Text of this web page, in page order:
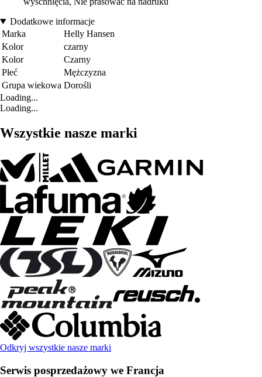
Dodatkowe informacje
Marka
Helly Hansen
Kolor
czarny
Kolor
Czarny
Płeć
Mężczyzna
Grupa wiekowa Dorośli
Loading...
Loading...
Wszystkie nasze marki
Odkryj wszystkie nasze marki
Serwis posprzedażowy we Francja